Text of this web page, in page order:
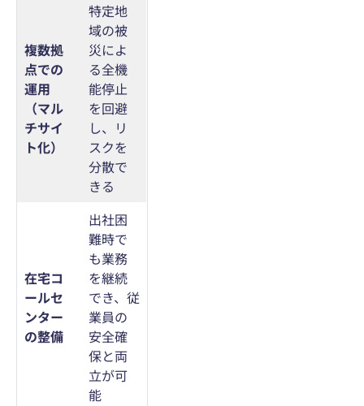
複数拠
点での
運用
（マル
チサイ
ト化）
特定地
域の被
災によ
る全機
能停止
を回避
し、リ
スクを
分散で
きる
在宅コ
ールセ
ンター
の整備
出社困
難時で
も業務
を継続
でき、従
業員の
安全確
保と両
立が可
能